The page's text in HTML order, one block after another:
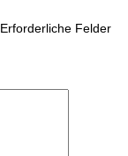
Erforderliche Felder